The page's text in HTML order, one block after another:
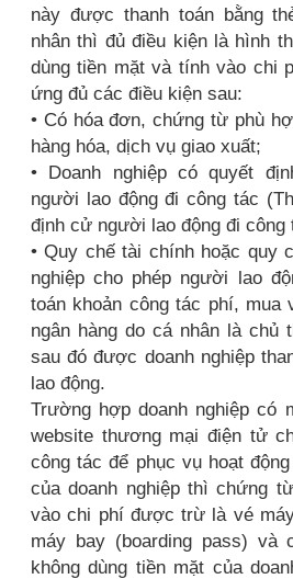
này được thanh toán bằng
nhân thì đủ điều kiện là hình
dùng tiền mặt và tính vào chi
ứng đủ các điều kiện sau:
• Có hóa đơn, chứng từ phù
hàng hóa, dịch vụ giao xuất;
• Doanh nghiệp có quyết
người lao động đi công tác
định cử người lao động đi công
• Quy chế tài chính hoặc quy
nghiệp cho phép người lao
toán khoản công tác phí, mua
ngân hàng do cá nhân là chủ
sau đó được doanh nghiệp
lao động.
Trường hợp doanh nghiệp có
website thương mại điện tử
công tác để phục vụ hoạt
của doanh nghiệp thì chứng
vào chi phí được trừ là vé
máy bay (boarding pass) và
không dùng tiền mặt của